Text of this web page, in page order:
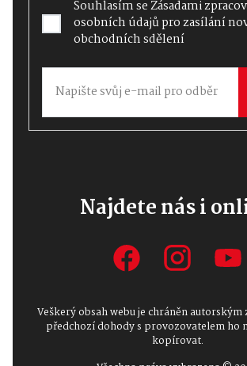
Souhlasím seZásadami
osobních údajůpro zasílání
obchodních sdělení
Najdete nás i
Veškerý obsah webu je chráněn autorským
předchozí dohody s provozovatelem ho
kopírovat.